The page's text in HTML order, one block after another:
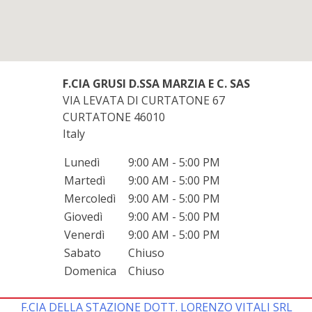
F.CIA GRUSI D.SSA MARZIA E C. SAS
VIA LEVATA DI CURTATONE 67
CURTATONE 46010
Italy
Lunedì
9:00 AM - 5:00 PM
Martedì
9:00 AM - 5:00 PM
Mercoledì
9:00 AM - 5:00 PM
Giovedì
9:00 AM - 5:00 PM
Venerdì
9:00 AM - 5:00 PM
Sabato
Chiuso
Domenica
Chiuso
F.CIA DELLA STAZIONE DOTT. LORENZO VITALI SRL